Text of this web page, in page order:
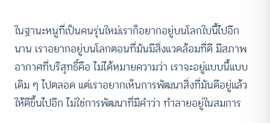
ในฐานะหนูที่เป็นคนรุ่นใหม่เราก็อยากอยู่บนโลกใบนี้ไปอีก
นาน เราอยากอยู่บนโลกตอนที่มันมีสิ่งแวดล้อมที่ดี มีสภาพ
อากาศที่บริสุทธิ์คือ ไม่ได้หมายความว่า เราจะอยู่แบบนี้แบบ
เดิม ๆ ไปตลอด แต่เราอยากเห็นการพัฒนาสิ่งที่มันดีอยู่แล้ว
ให้ดีขึ้นไปอีก ไม่ใช่การพัฒนาที่มีคำว่า ทำลายอยู่ในสมการ